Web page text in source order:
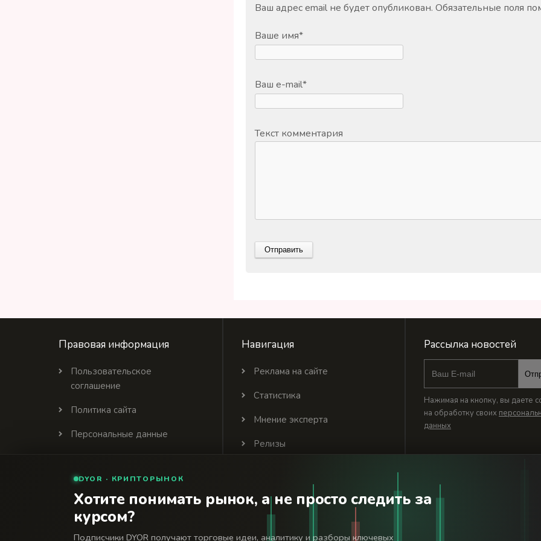
Ваш адрес email не будет опубликован. Обязательные поля
Ваше имя*
Ваш e-mail*
Текст комментария
Правовая информация
Пользовательское
соглашение
Политика сайта
Персональные данные
Партнеры
Навигация
Реклама на сайте
Статистика
Мнение эксперта
Релизы
Рассылка новостей
Нажимая на кнопку, вы даете
на обработку своих
данных
© 2026 Финансовый интернет-портал «Банки Сегодня». Используя сайт BanksToday.net вы соглашаетесь с
DYOR · КРИПТОРЫНОК
Хотите понимать рынок, а не просто следить за
курсом?
Подписчики DYOR получают торговые идеи, аналитику и разборы ключевых